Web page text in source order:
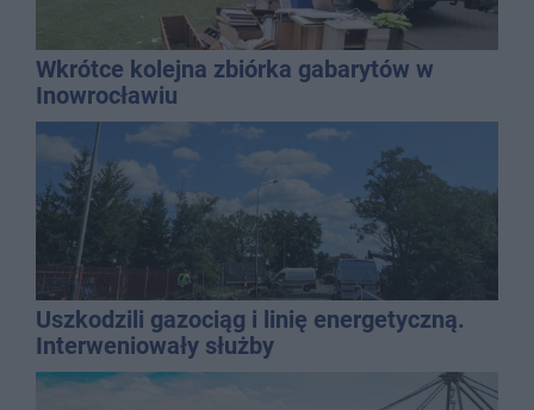
Wkrótce kolejna zbiórka gabarytów w
Inowrocławiu
Uszkodzili gazociąg i linię energetyczną.
Interweniowały służby